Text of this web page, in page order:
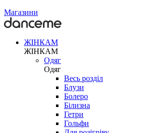
Магазини
ЖІНКАМ
ЖІНКАМ
Одяг
Одяг
Весь розділ
Блузи
Болеро
Білизна
Гетри
Гольфи